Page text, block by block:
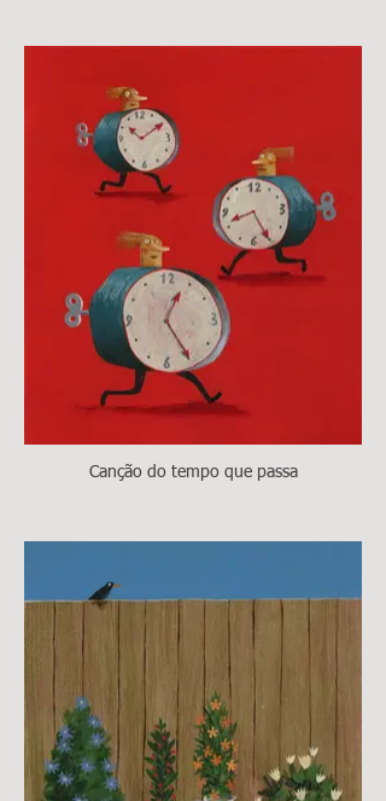
Canção do tempo que passa